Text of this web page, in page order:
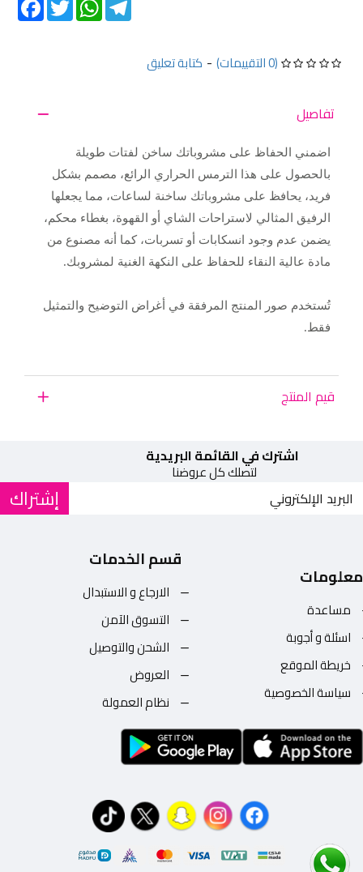
(0 التقييمات) - كتابة تعليق
تفاصيل
اضمني الحفاظ على مشروباتك ساخن لفتات طويلة
بالحصول على هذا الترمس الحراري الرائع، مصمم بشكل
فريد، يحافظ على مشروباتك ساخنة لساعات، مما يجعلها
الرفيق المثالي لاستراحات الشاي أو القهوة، بغطاء محكم،
يضمن عدم وجود انسكابات أو تسربات، كما أنه مصنوع من
مادة عالية النقاء للحفاظ على النكهة الغنية لمشروبك.
تُستخدم صور المنتج المرفقة في أغراض التوضيح والتمثيل
فقط.
قيم المنتج
اشترك في القائمة البريدية
لتصلك كل عروضنا
إشتراك
معلومات
مساعدة
اسئلة و أجوبة
خريطة الموقع
سياسة الخصوصية
قسم الخدمات
الارجاع و الاستبدال
التسوق الآمن
الشحن والتوصيل
العروض
نظام العمولة